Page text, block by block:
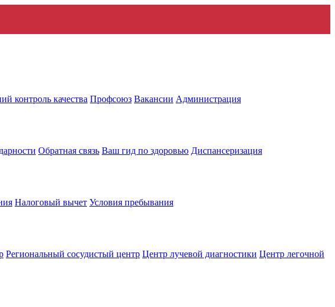
контроль качества Профсоюз Вакансии Администрация
Обратная связь Ваш гид по здоровью Диспансеризация
Налоговый вычет Условия пребывания
Региональный сосудистый центр Центр лучевой диагностики Центр легочной